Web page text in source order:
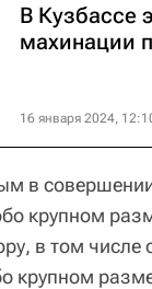
В Кузбассе
махинации
16 января 2024,
в совершении
крупном
в том
крупном